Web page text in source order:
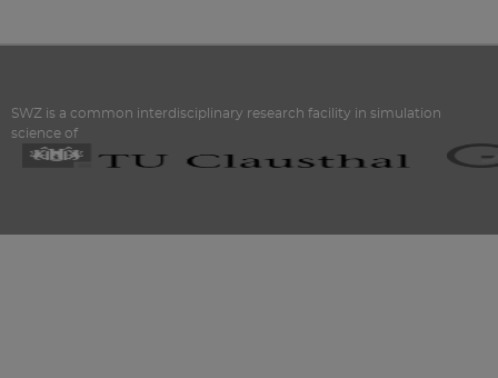
SWZ is a common interdisciplinary research facility in simulation
science of